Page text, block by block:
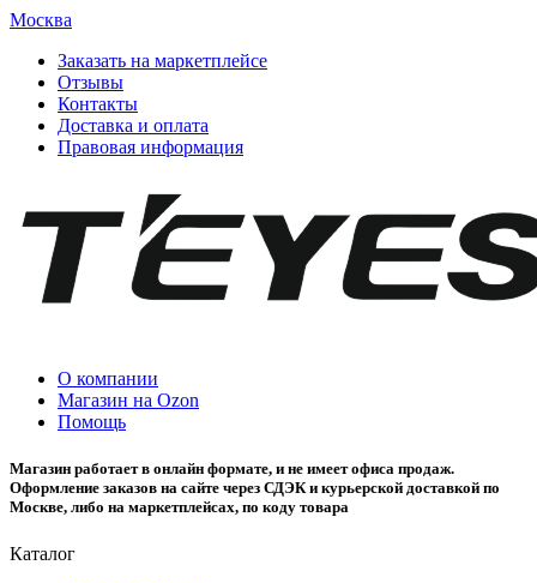
Москва
Заказать на маркетплейсе
Отзывы
Контакты
Доставка и оплата
Правовая информация
О компании
Магазин на Ozon
Помощь
Магазин работает в онлайн формате, и не имеет офиса продаж.
Оформление заказов на сайте через СДЭК и курьерской доставкой по
Москве, либо на маркетплейсах, по коду товара
Каталог